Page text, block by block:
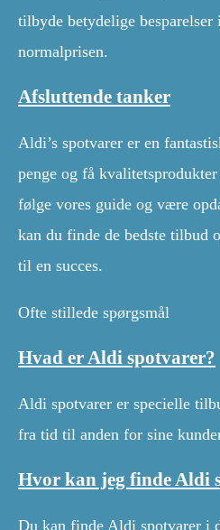
tilbyde betydelige
normalprisen.
Afsluttende tanker
Aldi’s spotvarer er en
penge og få
følge vores guide og være
kan du finde de bedste tilbud
til en succes.
Ofte stillede spørgsmål
Hvad er Aldi spotvarer?
Aldi spotvarer er specielle
fra tid til anden for sine
Hvor kan jeg finde Aldi
Du kan finde Aldi spotvarer i